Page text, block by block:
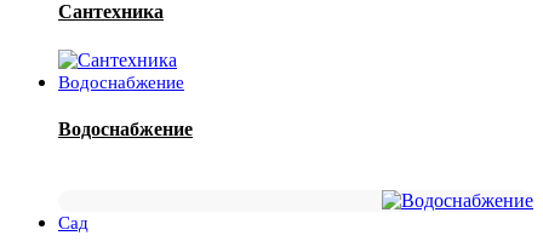
Сантехника
Водоснабжение
Водоснабжение
Сад